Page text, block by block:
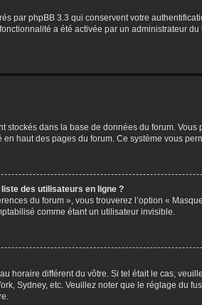
par phpBB 3.3 qui conservent votre
a été activée par un administrateur
stockés dans la base de données du forum.
haut des pages du forum. Ce système vous
des utilisateurs en ligne ?
du forum », vous trouverez l’option «
comme étant un utilisateur invisible.
horaire différent du vôtre. Si tel était le cas,
Sydney, etc. Veuillez noter que le réglage du